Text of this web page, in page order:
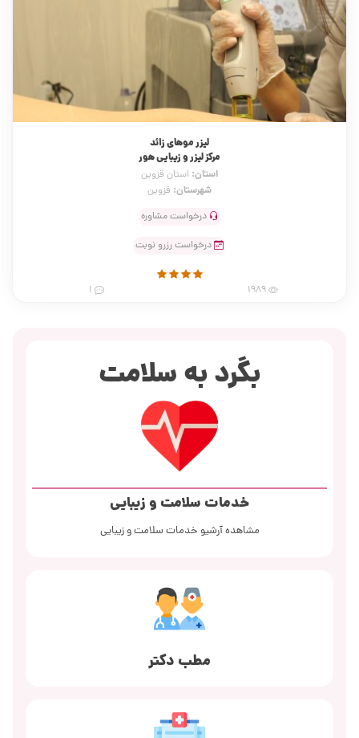
لیزر موهای زائد
مرکز لیزر و زیبایی هور
استان: استان قزوین
شهرستان: قزوین
درخواست مشاوره
درخواست رزرو نوبت
بگرد به سلامت
خدمات سلامت و زیبایی
مشاهده آرشیو خدمات سلامت و زیبایی
مطب دکتر